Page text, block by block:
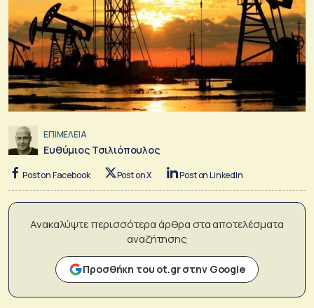
ΕΠΙΜΕΛΕΙΑ
Ευθύμιος Τσιλιόπουλος
Post on Facebook Post on X Post on LinkedIn
Ανακαλύψτε περισσότερα άρθρα στα αποτελέσματα
αναζήτησης
Προσθήκη του ot.gr στην Google